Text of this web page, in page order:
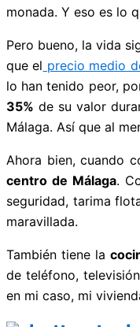
monada. Y eso es lo
Pero bueno, la vida
que el precio medio
lo han tenido peor,
35% de su valor
Málaga. Así que al
Ahora bien, cuando
centro de Málaga.
seguridad, tarima
maravillada.
También tiene la
de teléfono,
en mi caso, mi